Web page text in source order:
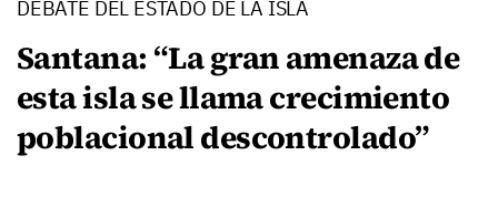
DEBATE DEL ESTADO DE LA ISLA
Santana: “La gran amenaza de
esta isla se llama crecimiento
poblacional descontrolado”